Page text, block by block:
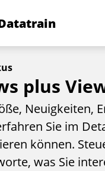
plus
Neuigkeiten,
Sie im
können.
was Sie